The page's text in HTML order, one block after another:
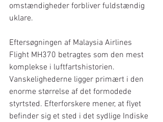
omstændigheder forbliver fuldstændig
uklare.
Eftersøgningen af Malaysia Airlines
Flight MH370 betragtes som den mest
komplekse i luftfartshistorien.
Vanskelighederne ligger primært i den
enorme størrelse af det formodede
styrtsted. Efterforskere mener, at flyet
befinder sig et sted i det sydlige Indiske